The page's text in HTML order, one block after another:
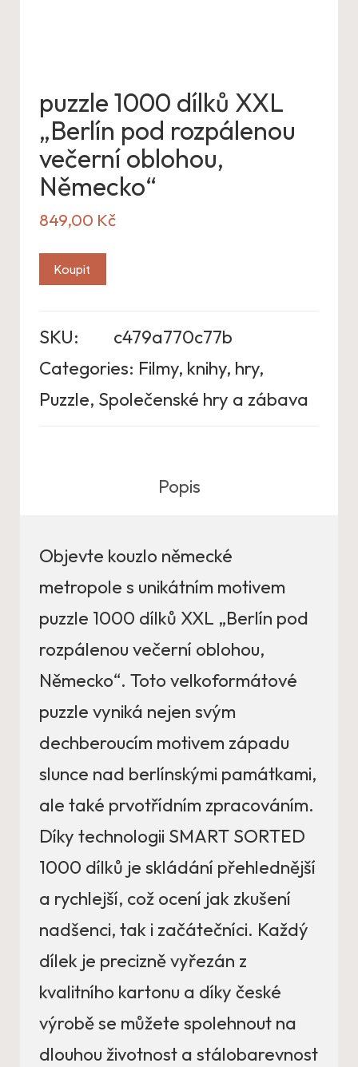
puzzle 1000 dílků XXL
„Berlín pod rozpálenou
večerní oblohou,
Německo“
849,00 Kč
Koupit
SKU:
c479a770c77b
Categories: Filmy, knihy, hry,
Puzzle, Společenské hry a zábava
Popis
Objevte kouzlo německé
metropole s unikátním motivem
puzzle 1000 dílků XXL „Berlín pod
rozpálenou večerní oblohou,
Německo“. Toto velkoformátové
puzzle vyniká nejen svým
dechberoucím motivem západu
slunce nad berlínskými památkami,
ale také prvotřídním zpracováním.
Díky technologii SMART SORTED
1000 dílků je skládání přehlednější
a rychlejší, což ocení jak zkušení
nadšenci, tak i začátečníci. Každý
dílek je precizně vyřezán z
kvalitního kartonu a díky české
výrobě se můžete spolehnout na
dlouhou životnost a stálobarevnost